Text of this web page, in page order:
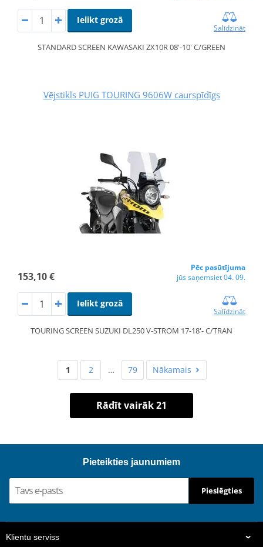
Ielikt grozā
Salīdzināt
STANDARD SCREEN KAWASAKI ZX10R 08'-10' C/GREEN
Vējstikls PUIG TOURING 9606W caurspīdīgs
153,10 €
Pēc pasūtījuma
jūs saņemsiet 04. 09.
Ielikt grozā
Salīdzināt
TOURING SCREEN SUZUKI DL250 V-STROM 17-18'- C/TRAN
1 2 … 79 Nākamais
Rādīt vairāk 21
Pieteikties jaunumiem
Pieslēgties
Klientu serviss